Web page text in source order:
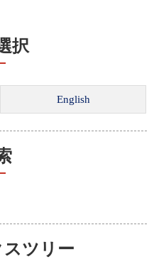
択
ツリー